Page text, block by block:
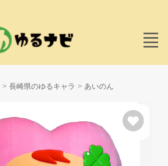
長崎県のゆるキャラ あいのん